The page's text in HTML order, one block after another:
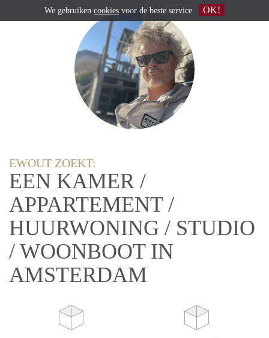
EWOUT ZOEKT:
EEN KAMER /
APPARTEMENT /
HUURWONING / STUDIO
/ WOONBOOT IN
AMSTERDAM
We gebruiken cookies voor de beste service OK!